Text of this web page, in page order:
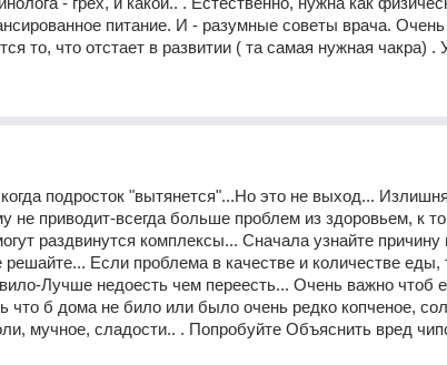
питание. И - разумные советы врача.
то, что отстает в развитии ( та самая нужная чакра) .
подросток "вытянется"...Но это не выход...
не приводит-всегда больше проблем из здоровьем, к
раздвинутся комплексы... Сначала узнайте
решайте... Если проблема в качестве и количестве еды,
Лучше недоесть чем переесть... Очень важно чтоб
что б дома не било или было очень редко копченое,
мучное, сладости.. . Попробуйте Объяснить вред